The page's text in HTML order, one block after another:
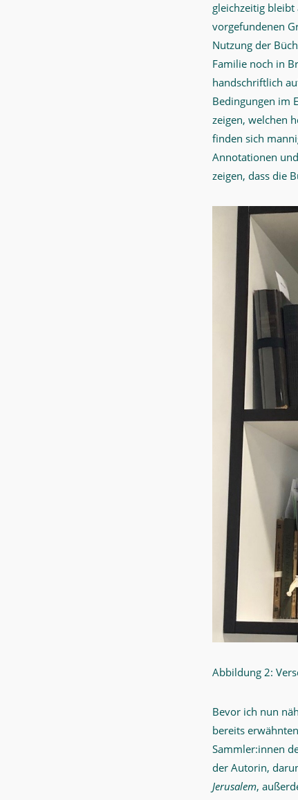
gleichzeitig
vorgefundenen
Nutzung der
Familie noch in
handschriftlich
Bedingungen im
zeigen, welchen
finden sich
Annotationen
zeigen, dass die
Abbildung 2:
Bevor ich nun
bereits
Sammler:innen
der Autorin,
Jerusalem,